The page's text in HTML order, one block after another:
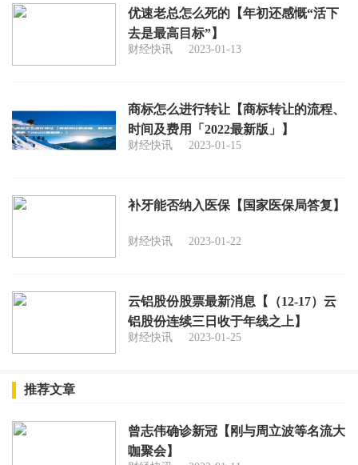
优速老总怎么死的【年初还感慨“活下
去是最高目标”】
财经快讯 2023-01-13
商标怎么进行转让【商标转让的流程、
时间及费用「2022最新版」】
财经快讯 2023-01-15
补牙能否纳入医保【国家医保局答复】
财经快讯 2023-01-22
云铝股份股票最新消息【（12-17）云
铝股份连续三日收于年线之上】
财经快讯 2023-01-25
推荐文章
曾志伟确诊新冠【刚与周立波等名流大
咖聚会】